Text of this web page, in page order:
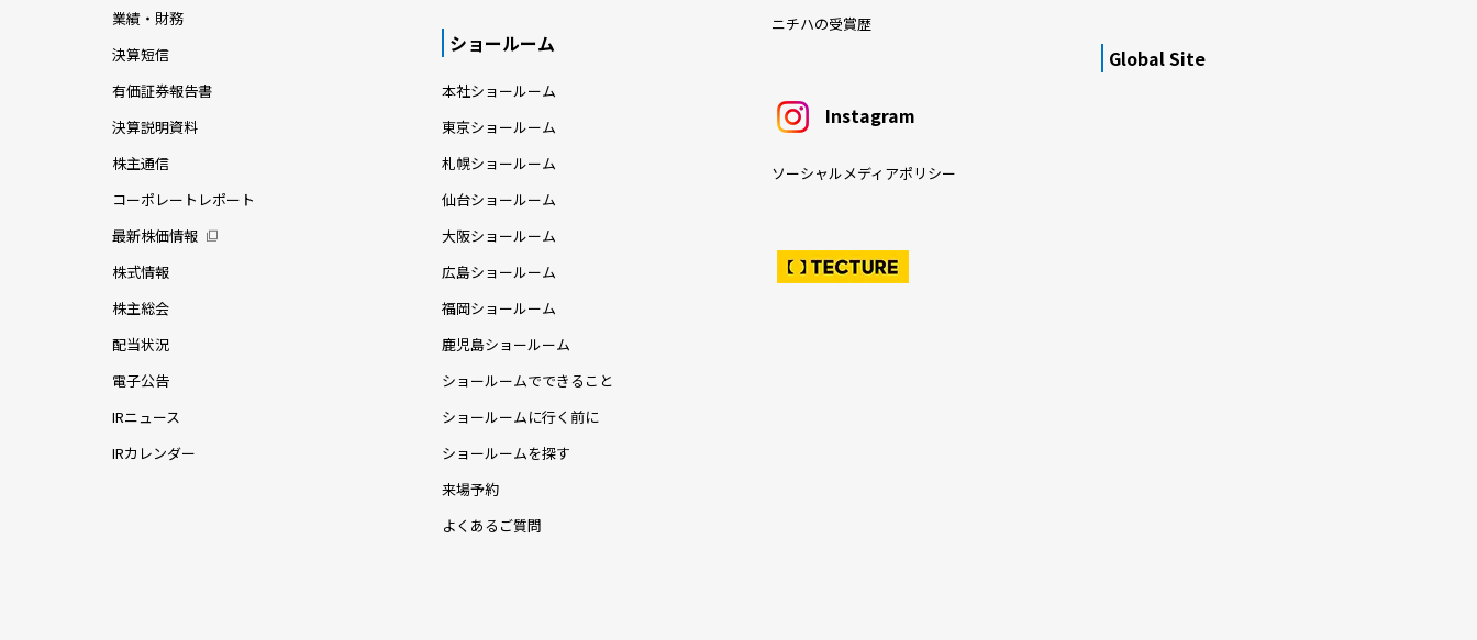
業績・財務
決算短信
有価証券報告書
決算説明資料
株主通信
コーポレートレポート
最新株価情報
株式情報
株主総会
配当状況
電子公告
IRニュース
IRカレンダー
ショールーム
本社ショールーム
東京ショールーム
札幌ショールーム
仙台ショールーム
大阪ショールーム
広島ショールーム
福岡ショールーム
鹿児島ショールーム
ショールームでできること
ショールームに行く前に
ショールームを探す
来場予約
よくあるご質問
ニチハの受賞歴
Instagram
ソーシャルメディアポリシー
Global Site